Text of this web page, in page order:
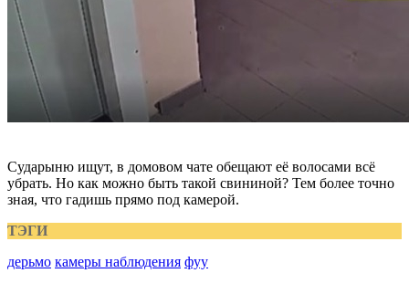
Сударыню ищут, в домовом чате обещают её волосами всё
убрать. Но как можно быть такой свининой? Тем более точно
зная, что гадишь прямо под камерой.
ТЭГИ
дерьмо камеры наблюдения фуу